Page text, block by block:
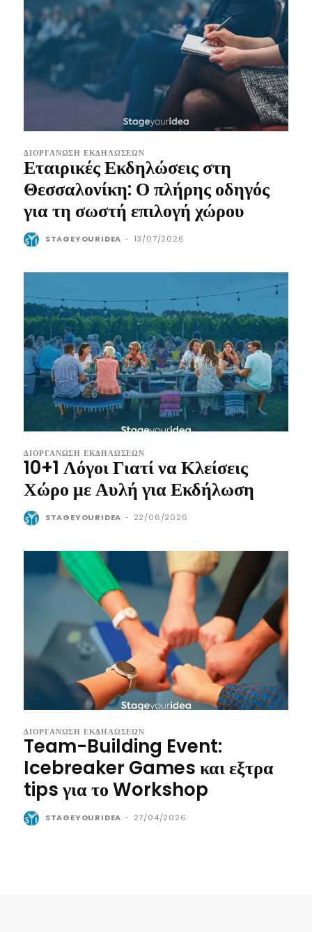
ΔΙΟΡΓΆΝΩΣΗ ΕΚΔΗΛΏΣΕΩΝ
Εταιρικές Εκδηλώσεις στη
Θεσσαλονίκη: Ο πλήρης οδηγός
για τη σωστή επιλογή χώρου
STAGEYOURIDEA - 13/07/2026
ΔΙΟΡΓΆΝΩΣΗ ΕΚΔΗΛΏΣΕΩΝ
10+1 Λόγοι Γιατί να Κλείσεις
Χώρο με Αυλή για Εκδήλωση
STAGEYOURIDEA - 22/06/2026
ΔΙΟΡΓΆΝΩΣΗ ΕΚΔΗΛΏΣΕΩΝ
Team-Building Event:
Icebreaker Games και εξτρα
tips για το Workshop
STAGEYOURIDEA - 27/04/2026